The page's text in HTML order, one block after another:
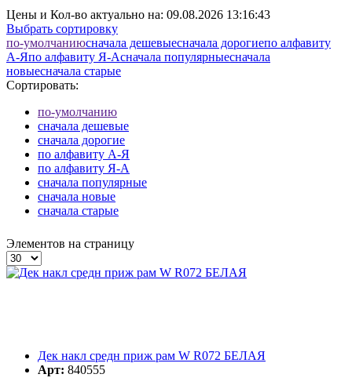
Цены и Кол-во актуально на: 09.08.2026 13:16:43
Выбрать сортировку
по-умолчаниюcначала дешевыеcначала дорогиепо алфавиту
А-Япо алфавиту Я-Аcначала популярныеcначала
новыеcначала старые
Сортировать:
по-умолчанию
cначала дешевые
cначала дорогие
по алфавиту А-Я
по алфавиту Я-А
cначала популярные
cначала новые
cначала старые
Элементов на страницу
Дек накл средн приж рам W R072 БЕЛАЯ
Арт: 840555